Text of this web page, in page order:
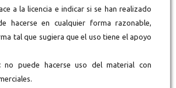
a la licencia e indicar si se han realizado
hacerse en cualquier forma razonable,
tal que sugiera que el uso tiene el apoyo
no puede hacerse uso del material con